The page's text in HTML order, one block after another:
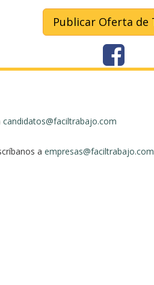
Publicar Oferta de
candidatos@faciltrabajo.com
a empresas@faciltrabajo.com